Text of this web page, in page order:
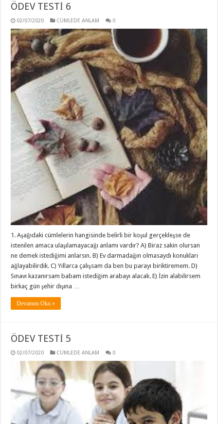
ÖDEV TESTİ 6
02/07/2020 CÜMLEDE ANLAM 0
1. Aşağıdaki cümlelerin hangisinde belirli bir koşul gerçekleşse de
istenilen amaca ulaşılamayacağı anlamı vardır? A) Biraz sakin olursan
ne demek istediğimi anlarsın. B) Ev darmadağın olmasaydı konukları
ağlayabilirdik. C) Yıllarca çalışsam da ben bu parayı biriktiremem. D)
Sınavı kazanırsam babam istediğim arabayı alacak. E) İzin alabilirsem
birkaç gün şehir dışına …
Devamını Oku »
ÖDEV TESTİ 5
02/07/2020 CÜMLEDE ANLAM 0